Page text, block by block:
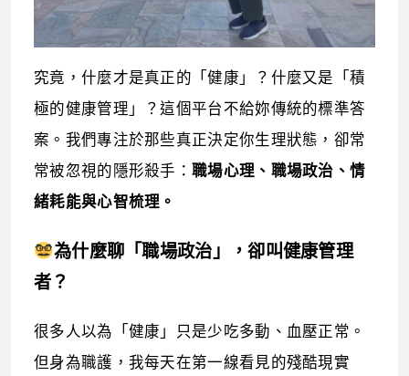
究竟，什麼才是真正的「健康」？什麼又是「積
極的健康管理」？這個平台不給妳傳統的標準答
案。我們專注於那些真正決定你生理狀態，卻常
常被忽視的隱形殺手：職場心理、職場政治、情
緒耗能與心智梳理。
為什麼聊「職場政治」，卻叫健康管理
者？
很多人以為「健康」只是少吃多動、血壓正常。
但身為職護，我每天在第一線看見的殘酷現實